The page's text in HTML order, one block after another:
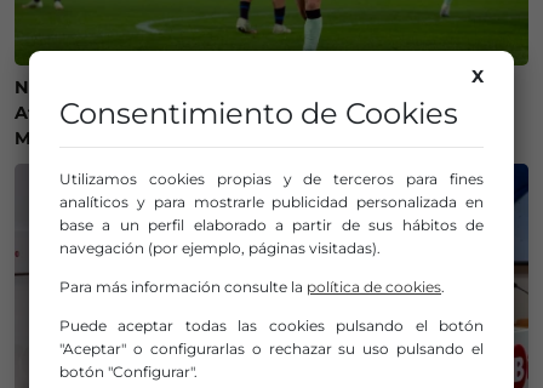
Ni camisetas ni bufandas: prohibidos los símbolos del
Athletic Club en el amistoso ante el Olympique de
Marsella
X
Consentimiento de Cookies
Utilizamos cookies propias y de terceros para fines
analíticos y para mostrarle publicidad personalizada en
base a un perfil elaborado a partir de sus hábitos de
navegación (por ejemplo, páginas visitadas).
Para más información consulte la política de cookies.
Puede aceptar todas las cookies pulsando el botón
"Aceptar" o configurarlas o rechazar su uso pulsando el
botón "Configurar".